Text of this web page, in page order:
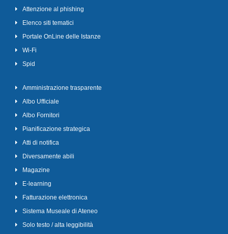
Attenzione al phishing
Elenco siti tematici
Portale OnLine delle Istanze
Wi-Fi
Spid
Amministrazione trasparente
Albo Ufficiale
Albo Fornitori
Pianificazione strategica
Atti di notifica
Diversamente abili
Magazine
E-learning
Fatturazione elettronica
Sistema Museale di Ateneo
Solo testo / alta leggibilità